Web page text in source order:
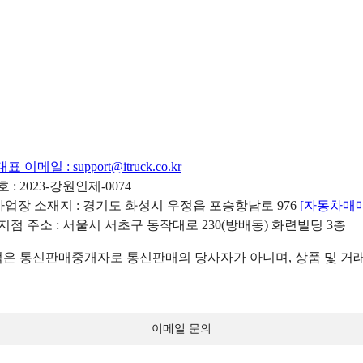
표 이메일 : support@itruck.co.kr
: 2023-강원인제-0074
장 소재지 : 경기도 화성시 우정읍 포승항남로 976 [자동차매
점 주소 : 서울시 서초구 동작대로 230(방배동) 화련빌딩 3층
통신판매중개자로 통신판매의 당사자가 아니며, 상품 및 거
이메일 문의